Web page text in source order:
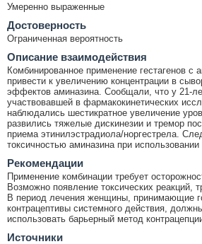
Умеренно выраженные
Достоверность
Ограниченная вероятность
Описание взаимодействия
Комбинированное применение гестагенов с
привести к увеличению концентрации в
эффектов аминазина. Сообщали, что у 21-
участвовавшей в фармакокинетических
наблюдались шестикратное увеличение
развились тяжелые дискинезии и тремор
приема этинилэстрадиола/норгестрела.
токсичностью аминазина при использовании
Рекомендации
Применение комбинации требует
Возможно появление токсических реакций,
В период лечения женщины, принимающие
контрацептивы системного действия,
использовать барьерный метод
Источники